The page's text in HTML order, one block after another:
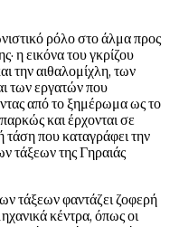
ρόλο στο άλμα προς
η εικόνα του γκρίζου
την αιθαλομίχλη, των
των εργατών που
από το ξημέρωμα ως το
και έρχονται σε
τάση που καταγράφει την
τάξεων της Γηραιάς
τάξεων φαντάζει ζοφερή
κέντρα, όπως οι